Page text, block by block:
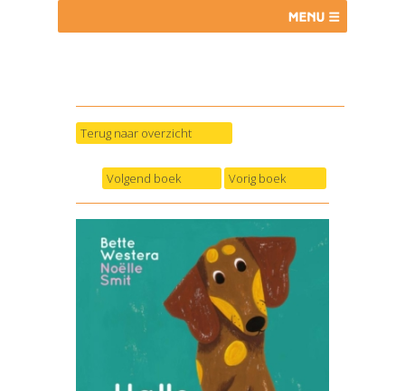
Terug naar overzicht
Volgend boek Vorig boek